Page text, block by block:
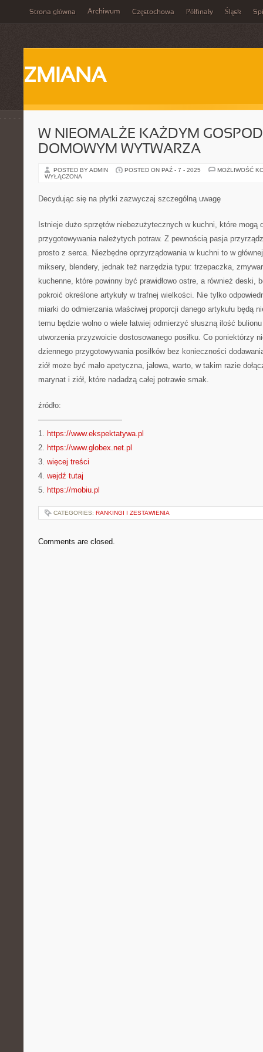
Strona główna Archiwum Częstochowa Półfinały Śląsk
ZMIANA
W NIEOMALŻE KAŻDYM
DOMOWYM WYTWARZA
POSTED BY ADMIN POSTED ON PAŹ - 7 - 2025
MOŻLIWOŚĆ
WYŁĄCZONA
Decydując się na płytki zazwyczaj szczególną uwagę
Istnieje dużo sprzętów niebezużytecznych w kuchni, które mogą
przygotowywania należytych potraw. Z pewnością pasja
prosto z serca. Niezbędne oprzyrządowania w kuchni to w
miksery, blendery, jednak też narzędzia typu: trzepaczka,
kuchenne, które powinny być prawidłowo ostre, a również deski,
pokroić określone artykuły w trafnej wielkości. Nie tylko
miarki do odmierzania właściwej proporcji danego artykułu będą
temu będzie wolno o wiele łatwiej odmierzyć słuszną ilość
utworzenia przyzwoicie dostosowanego posiłku. Co poniektórzy
dziennego przygotowywania posiłków bez konieczności
ziół może być mało apetyczna, jałowa, warto, w takim razie
marynat i ziół, które nadadzą całej potrawie smak.
źródło:
———————————
1. https://www.ekspektatywa.pl
2. https://www.globex.net.pl
3. więcej treści
4. wejdź tutaj
5. https://mobiu.pl
CATEGORIES: RANKINGI I ZESTAWIENIA
Comments are closed.